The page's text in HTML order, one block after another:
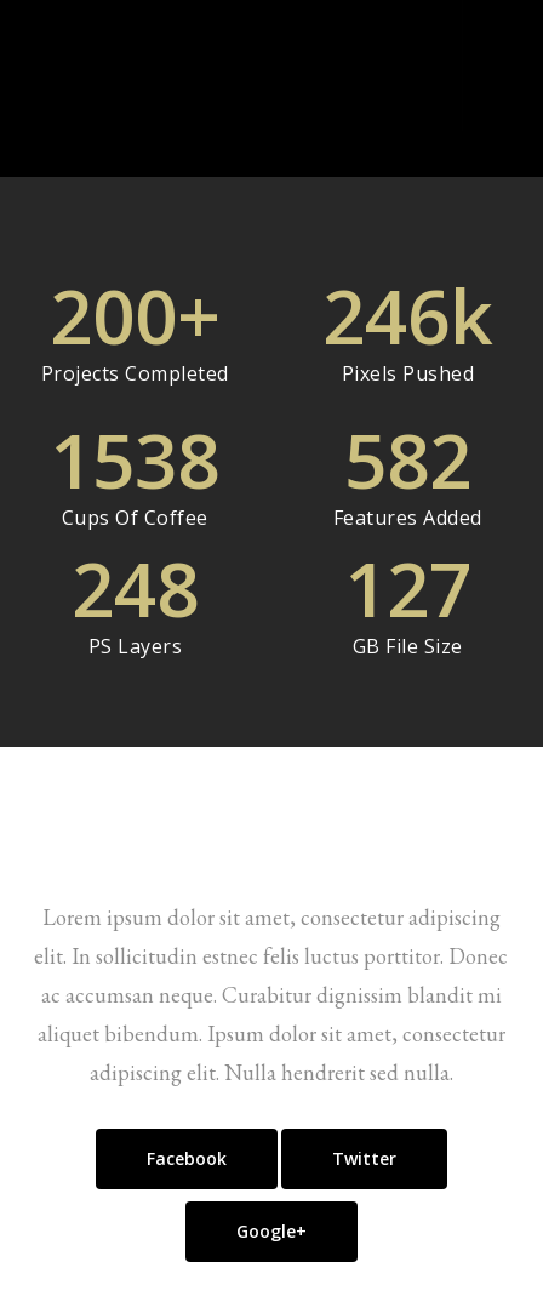
200+
Projects Completed
246k
Pixels Pushed
1538
Cups Of Coffee
582
Features Added
248
PS Layers
127
GB File Size
Lorem ipsum dolor sit amet, consectetur adipiscing
elit. In sollicitudin estnec felis luctus porttitor. Donec
ac accumsan neque. Curabitur dignissim blandit mi
aliquet bibendum. Ipsum dolor sit amet, consectetur
adipiscing elit. Nulla hendrerit sed nulla.
Facebook Twitter
Google+